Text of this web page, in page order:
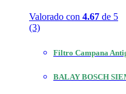
Valorado con 4.67 de 5
(3)
Filtro Campana
BALAY BOSCH